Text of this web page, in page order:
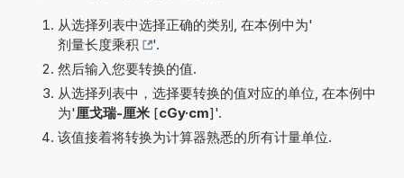
从选择列表中选择正确的类别, 在本例中为'
剂量长度乘积
'.
然后输入您要转换的值.
从选择列表中，选择要转换的值对应的单位, 在本例中
为'厘戈瑞-厘米[cGy·cm]'.
该值接着将转换为计算器熟悉的所有计量单位.